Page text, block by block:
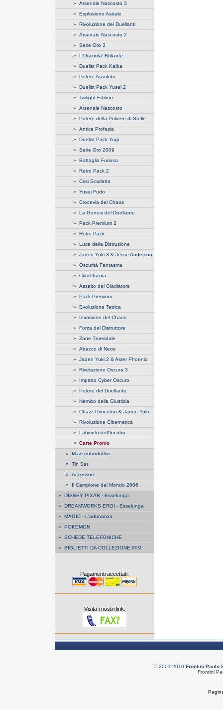
» Arsenale Nascosto 3
» Esplosione Astrale
» Rivoluzione dei Duellanti
» Arsenale Nascosto 2
» Serie Oro 3
» L'Oscurita' Brillante
» Duelist Pack Kaiba
» Potere Assoluto
» Duelist Pack Yusei 2
» Twilight Edition
» Arsenale Nascosto
» Potere della Polvere di Stelle
» Antica Profezia
» Duelist Pack Yugi
» Serie Oro 2009
» Battaglia Furiosa
» Retro Pack 2
» Crisi Scarlatta
» Yusei Fudo
» Crocevia del Chaos
» La Genesi del Duellante
» Pack Premium 2
» Retro Pack
» Luce della Distruzione
» Jaden Yuki 3 & Jesse Anderson
» Oscurità Fantasma
» Crisi Oscura
» Assalto del Gladiatore
» Pack Premium
» Evoluzione Tattica
» Invasione del Chaos
» Forza del Distruttore
» Zane Truesdale
» Attacco di Neos
» Jaden Yuki 2 & Aster Phoenix
» Rivelazione Oscura 3
» Impatto Cyber Oscuro
» Potere del Duellante
» Nemico della Giustizia
» Chazz Princeton & Jaden Yuki
» Rivoluzione Cibernetica
» Labirinto dell'Incubo
•
Carte Promo
» Mazzi introduttivi
» Tin Set
» Accessori
» Il Campione del Mondo 2006
» DISNEY PIXAR - Esselunga
» DREAMWORKS EROI - Esselunga
» MAGIC - L'adunanza
» POKEMON
» SCHEDE TELEFONICHE
» BIGLIETTI DA COLLEZIONE ATM
Pagamenti accettati:
Visita i nostri link:
© 2001-2010 Frontini Paolo
Frontini